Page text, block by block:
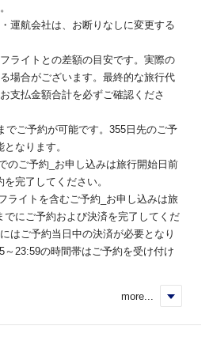
運航会社は、お断りなしに変更する
ライトとの差額の目安です。実際の
場合がございます。最終的な旅行代
支払金額合計を必ずご確認くださ
でご予約が可能です。355日先のご予
なります。
のご予約_お申し込みは旅行開始日前
完了してください。
ライトを含むご予約_お申し込みは旅
でにご予約および決済を完了してくだ
はご予約当日中の決済が必要となり
～23:59の時間帯はご予約を受け付け
more...